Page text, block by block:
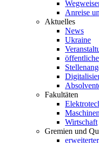
Anreise
Aktuelles
News
Ukraine
Fakultäten
Wirtschaft
Gremien und